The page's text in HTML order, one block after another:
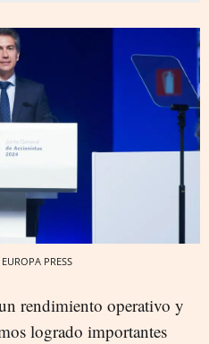
EUROPA PRESS
rendimiento operativo y
logrado importantes